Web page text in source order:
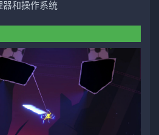
器和操作系统